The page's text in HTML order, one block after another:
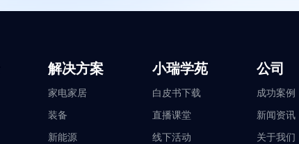
解决方案
家电家居
装备
新能源
小瑞学苑
白皮书下载
直播课堂
线下活动
公司
成功案例
新闻资讯
关于我们